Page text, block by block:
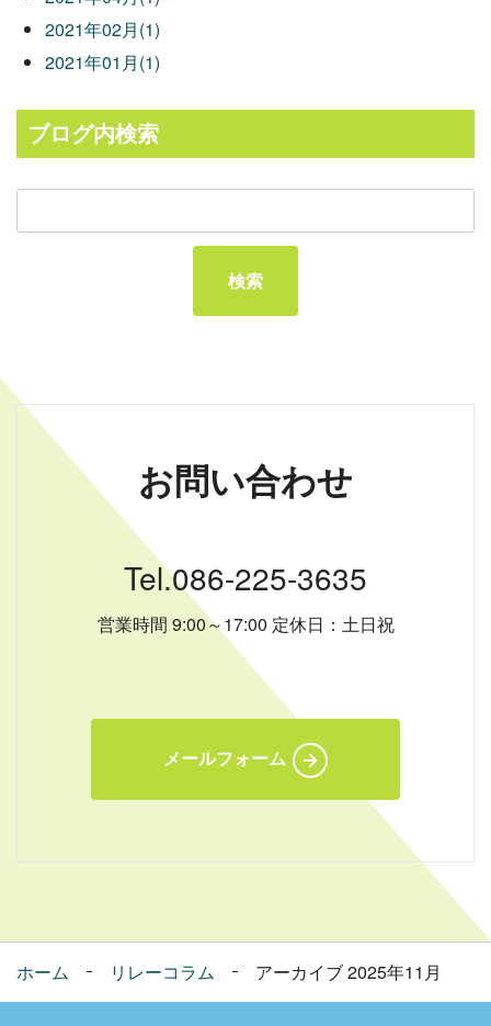
2021年02月(1)
2021年01月(1)
ブログ内検索
お問い合わせ
Tel.086-225-3635
営業時間 9:00～17:00 定休日：土日祝
メールフォーム
ホーム リレーコラム アーカイブ 2025年11月